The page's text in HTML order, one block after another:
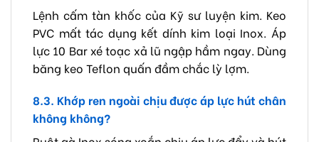
Lệnh cấm tàn khốc của Kỹ sư luyện kim. Keo
PVC mất tác dụng kết dính kim loại Inox. Áp
lực 10 Bar xé toạc xả lũ ngập hầm ngay. Dùng
băng keo Teflon quấn đầm chắc lỳ lợm.
8.3. Khớp ren ngoài chịu được áp lực hút chân
không không?